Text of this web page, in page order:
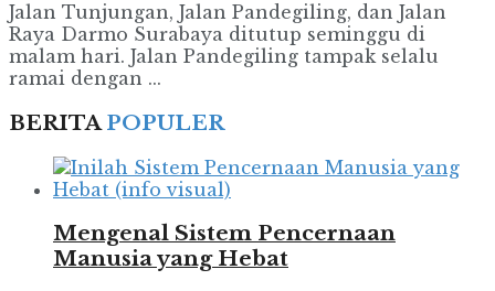
Jalan Tunjungan, Jalan Pandegiling, dan Jalan
Raya Darmo Surabaya ditutup seminggu di
malam hari. Jalan Pandegiling tampak selalu
ramai dengan ...
BERITAPOPULER
Mengenal Sistem Pencernaan
Manusia yang Hebat